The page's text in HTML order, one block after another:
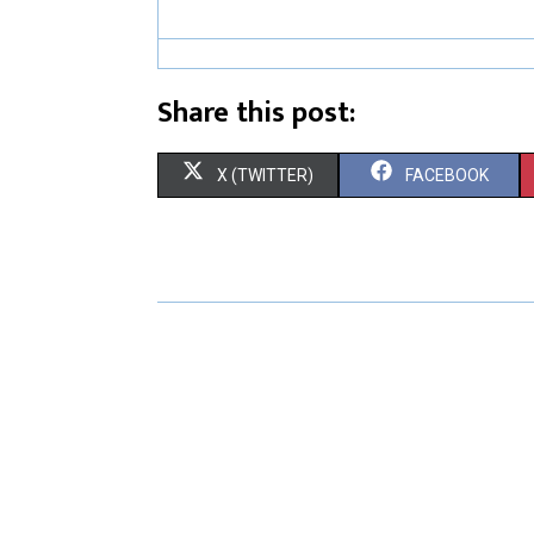
Share this post:
X (TWITTER) FACEBOOK